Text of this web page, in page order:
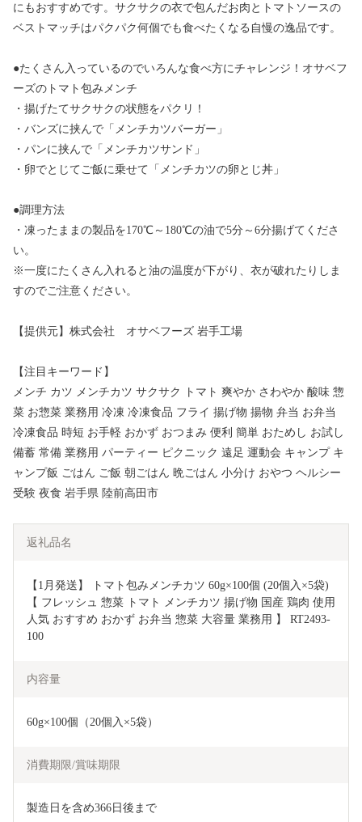
にもおすすめです。サクサクの衣で包んだお肉とトマトソースの
ベストマッチはパクパク何個でも食べたくなる自慢の逸品です。
●たくさん入っているのでいろんな食べ方にチャレンジ！オサベフ
ーズのトマト包みメンチ
・揚げたてサクサクの状態をパクリ！
・バンズに挟んで「メンチカツバーガー」
・パンに挟んで「メンチカツサンド」
・卵でとじてご飯に乗せて「メンチカツの卵とじ丼」
●調理方法
・凍ったままの製品を170℃～180℃の油で5分～6分揚げてくださ
い。
※一度にたくさん入れると油の温度が下がり、衣が破れたりしま
すのでご注意ください。
【提供元】株式会社 オサベフーズ 岩手工場
【注目キーワード】
メンチ カツ メンチカツ サクサク トマト 爽やか さわやか 酸味 惣
菜 お惣菜 業務用 冷凍 冷凍食品 フライ 揚げ物 揚物 弁当 お弁当
冷凍食品 時短 お手軽 おかず おつまみ 便利 簡単 おためし お試し
備蓄 常備 業務用 パーティー ピクニック 遠足 運動会 キャンプ キ
ャンプ飯 ごはん ご飯 朝ごはん 晩ごはん 小分け おやつ ヘルシー
受験 夜食 岩手県 陸前高田市
返礼品名
【1月発送】 トマト包みメンチカツ 60g×100個 (20個入×5袋)
【 フレッシュ 惣菜 トマト メンチカツ 揚げ物 国産 鶏肉 使用
人気 おすすめ おかず お弁当 惣菜 大容量 業務用 】 RT2493-
100
内容量
60g×100個（20個入×5袋）
消費期限/賞味期限
製造日を含め366日後まで